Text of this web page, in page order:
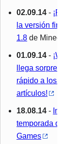
02.09.14 -
la versión
1.8 de
01.09.14 -
llega
rápido a los
artículos!
18.08.14 -
temporada
Games